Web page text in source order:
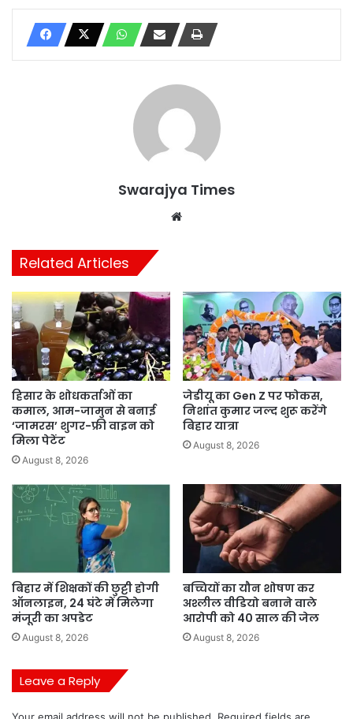
Swarajya Times
Related Articles
हिसार के शोधकर्ताओं का
कमाल, आम-जामुन से बनाई
‘जामरस’ शुगर-फ्री वाइन को
मिला पेटेंट
August 8, 2026
जेडीयू का Gen Z पर फोकस,
निशांत कुमार जल्द शुरू करेंगे
बिहार यात्रा
August 8, 2026
बिहार में शिक्षकों की छुट्टी होगी
ऑनलाइन, 24 घंटे में मिलेगा
मंजूरी का अपडेट
August 8, 2026
बच्चियों का यौन शोषण कर
अश्लील वीडियो बनाने वाले
आरोपी को 40 साल की जेल
August 8, 2026
Leave a Reply